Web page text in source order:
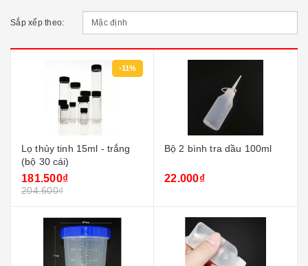
Sắp xếp theo:
-11%
Lọ thủy tinh 15ml - trắng
(bộ 30 cái)
181.500₫
204.600₫
Bộ 2 bình tra dầu 100ml
22.000₫